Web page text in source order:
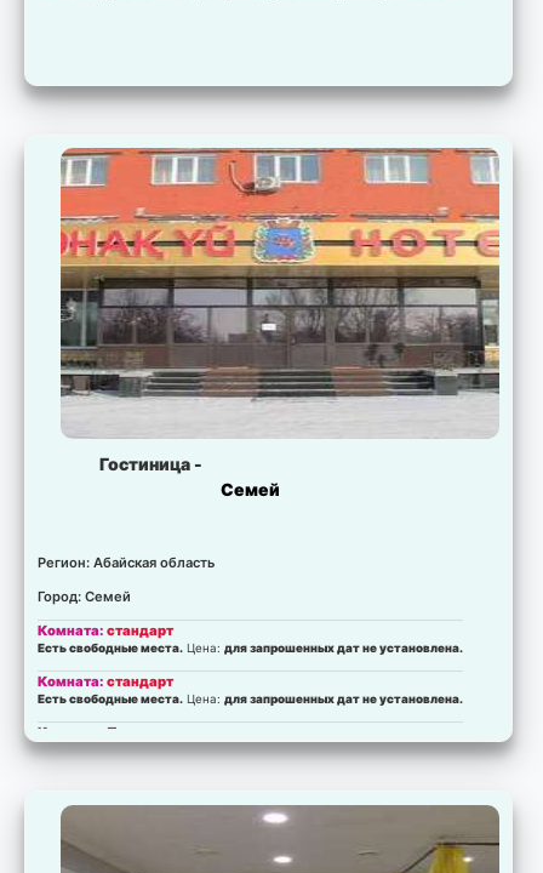
Гостиница -
Семей
Регион: Абайская область
Город: Семей
Комната:стандарт
Есть свободные места. Цена:для запрошенных дат не установлена.
Комната:стандарт
Есть свободные места. Цена:для запрошенных дат не установлена.
Комната:Полулюкс
Есть свободные места.Цена:для запрошенных дат не установлена.
Есть свободные места. Цена: для запрошенных дат не установлена.